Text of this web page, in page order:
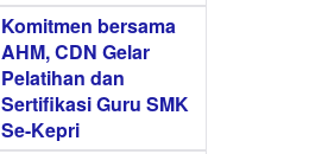
Komitmen bersama
AHM, CDN Gelar
Pelatihan dan
Sertifikasi Guru SMK
Se-Kepri